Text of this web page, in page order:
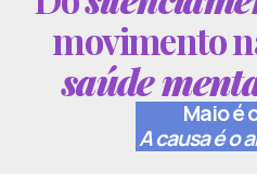
movimento
saúde
Maio é
A causa é o